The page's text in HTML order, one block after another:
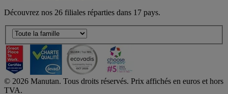
Découvrez nos 26 filiales réparties dans 17 pays.
© 2026 Manutan. Tous droits réservés. Prix affichés en euros et hors
TVA.